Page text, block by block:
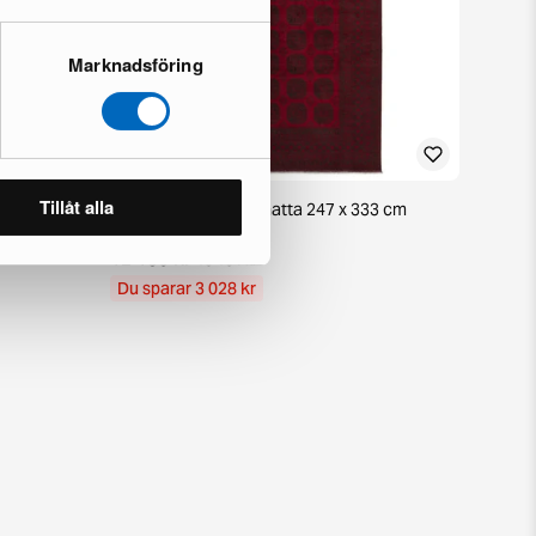
Marknadsföring
Tillåt allaAktscha orientalisk matta 247 x 333 cm
1 i lager · Nyskick
12 136 kr 15 164 kr
Du sparar 3 028 kr